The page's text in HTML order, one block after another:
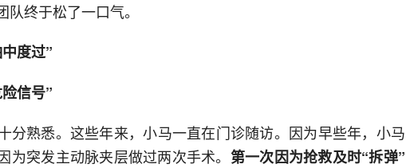
终于松了一口气。
度过”
信号”
分熟悉。这些年来，小马一直在门诊随访。因为早些年，小马
为突发主动脉夹层做过两次手术。 第一次因为抢救及时“拆弹”